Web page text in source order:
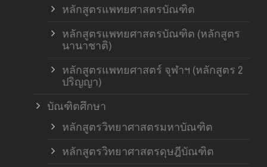
หลักสูตรแพทยศาสตรบัณฑิต
หลักสูตรแพทยศาสตรบัณฑิต (หลักสูตร
นานาชาติ)
หลักสูตรแพทยศาสตร์ จุฬาฯ (หลักสูตร 2
ปริญญา)
บัณฑิตศึกษา
หลักสูตรวิทยาศาสตรมหาบัณฑิต
หลักสูตรวิทยาศาสตรดุษฎีบัณฑิต